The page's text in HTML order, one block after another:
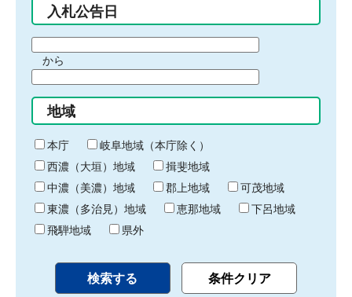
入札公告日
間
始
り
から
間
終
わ
り
地域
本庁
岐阜地域（本庁除く）
西濃（大垣）地域
揖斐地域
中濃（美濃）地域
郡上地域
可茂地域
東濃（多治見）地域
恵那地域
下呂地域
飛騨地域
県外